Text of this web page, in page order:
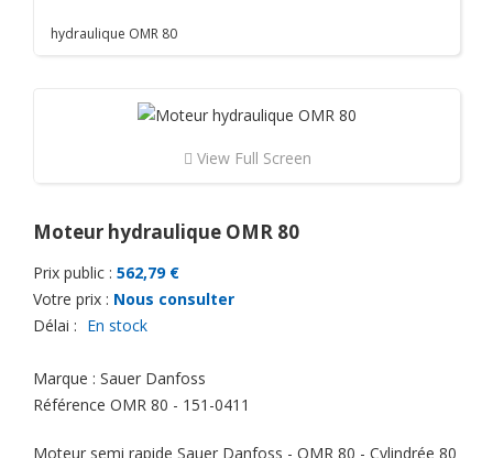
hydraulique OMR 80
View Full Screen
Moteur hydraulique OMR 80
Prix public : 562,79 €
Votre prix : Nous consulter
Délai : En stock
Marque : Sauer Danfoss
Référence OMR 80 - 151-0411
Moteur semi rapide Sauer Danfoss - OMR 80 - Cylindrée 80